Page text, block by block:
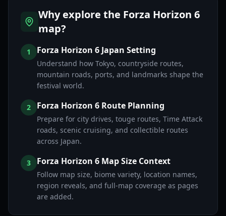
Why explore the Forza Horizon 6
map?
1 Forza Horizon 6 Japan Setting
Understand how Tokyo, countryside routes,
mountain roads, ports, and landmarks shape the
festival world.
2 Forza Horizon 6 Route Planning
Prepare for city drives, touge routes, Time Attack
roads, scenic cruising, and collectible routes
across Japan.
3 Forza Horizon 6 Map Size Context
Follow map size, biome variety, location names,
region reveals, and full-map coverage as pages
are added.